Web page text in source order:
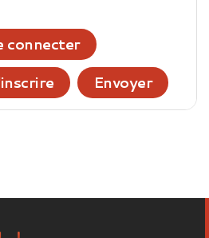
connecter
Envoyer